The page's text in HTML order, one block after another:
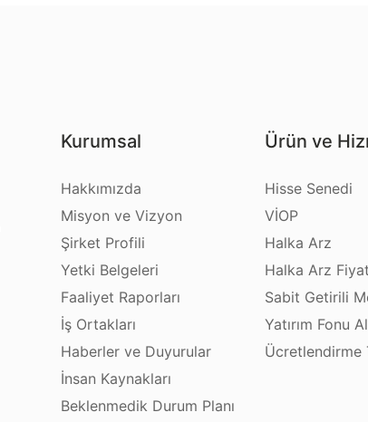
Kurumsal
Hakkımızda
Misyon ve Vizyon
Şirket Profili
Yetki Belgeleri
Faaliyet Raporları
İş Ortakları
Haberler ve Duyurular
İnsan Kaynakları
Beklenmedik Durum Planı
Ürün ve
Hisse Senedi
VİOP
Halka Arz
Halka Arz
Sabit Getirili
Yatırım Fonu
Ücretlendirme